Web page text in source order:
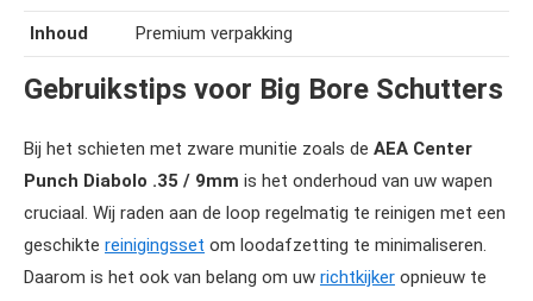
Inhoud Premium verpakking
Gebruikstips voor Big Bore Schutters
Bij het schieten met zware munitie zoals de AEA Center
Punch Diabolo .35 / 9mm is het onderhoud van uw wapen
cruciaal. Wij raden aan de loop regelmatig te reinigen met een
geschikte reinigingsset om loodafzetting te minimaliseren.
Daarom is het ook van belang om uw richtkijker opnieuw te